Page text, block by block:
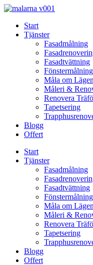
Skip
contentStart
Tjänster
Fasadmålning
Fasadtvättning
Fönstermålning
Måla om
Måleri &
Renovera
Tapetsering
Blogg
Offert
Start
Tjänster
Fasadmålning
Fasadtvättning
Fönstermålning
Måla om
Måleri &
Renovera
Tapetsering
Blogg
Offert